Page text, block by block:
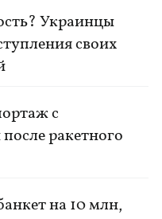
Украинцы
своих
с
ракетного
на 10 млн,